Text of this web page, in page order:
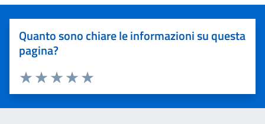
Quanto sono chiare le informazioni su questa
pagina?
Valuta 5 stelle su 5
Valuta 4 stelle su 5
Valuta 3 stelle su 5
Valuta 2 stelle su 5
Valuta 1 stelle su 5